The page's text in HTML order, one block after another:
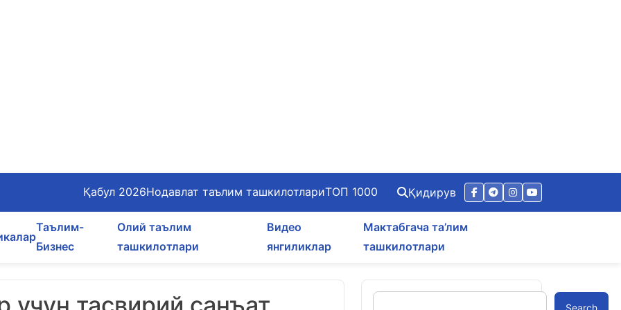
Қабул 2026Нодавлат таълим ташкилотлариТОП 1000 Қидирув
Таълим-
Бизнес
Олий таълим
ташкилотлари
Видео
янгиликлар
Мактабгача та’лим
ташкилотлари
Search